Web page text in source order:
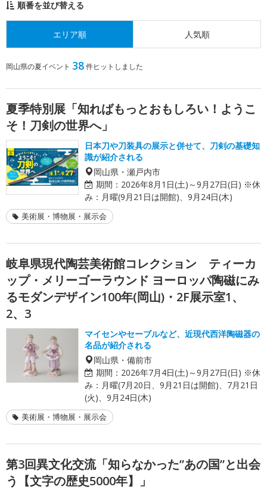
順番を並び替える
エリア順 人気順
岡山県の夏イベント 38件ヒットしました
夏季特別展「知ればもっとおもしろい！ようこ
そ！刀剣の世界へ」
日本刀や刀装具の展示と併せて、刀剣の基礎知
識が紹介される
岡山県・瀬戸内市
期間： 2026年8月1日(土)～9月27日(日) ※休
み：月曜(9月21日は開館)、9月24日(木)
美術展・博物展・展示会
岐阜県現代陶芸美術館コレクション ティーカ
ップ・メリーゴーラウンド ヨーロッパ陶磁にみ
るモダンデザイン100年(岡山)・2F展示室1、
2、3
マイセンやセーブルなど、近現代西洋陶磁器の
名品が紹介される
岡山県・備前市
期間： 2026年7月4日(土)～9月27日(日) ※休
み：月曜(7月20日、9月21日は開館)、7月21日
(火)、9月24日(木)
美術展・博物展・展示会
第3回異文化交流「知らなかった”あの国”と出会
う【文字の歴史5000年】」